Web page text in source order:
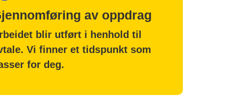
av oppdrag
blir utført i henhold til
Vi finner et tidspunkt som
for deg.